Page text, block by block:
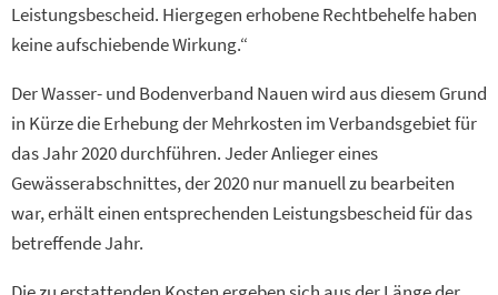
Leistungsbescheid. Hiergegen erhobene Rechtbehelfe haben
keine aufschiebende Wirkung.“
Der Wasser- und Bodenverband Nauen wird aus diesem Grund
in Kürze die Erhebung der Mehrkosten im Verbandsgebiet für
das Jahr 2020 durchführen. Jeder Anlieger eines
Gewässerabschnittes, der 2020 nur manuell zu bearbeiten
war, erhält einen entsprechenden Leistungsbescheid für das
betreffende Jahr.